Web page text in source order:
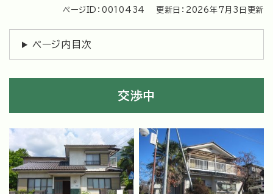
文
ページID：0010434 更新日：2026年7月3日更新
ページ内目次
交渉中